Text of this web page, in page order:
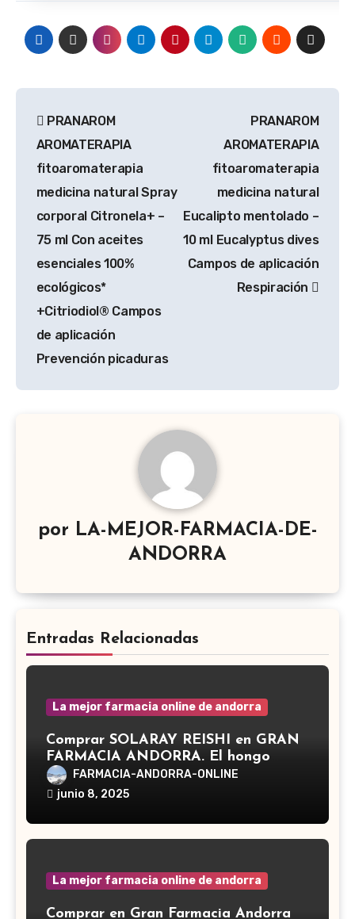
de
entradas
PRANAROM
AROMATERAPIA
fitoaromaterapia
medicina natural Spray
corporal Citronela+ –
75 ml Con aceites
esenciales 100%
ecológicos*
+Citriodiol® Campos
de aplicación ​
Prevención picaduras
PRANAROM
AROMATERAPIA
fitoaromaterapia
medicina natural
Eucalipto mentolado –
10 ml Eucalyptus dives
Campos de aplicación
Respiración
por LA-MEJOR-FARMACIA-DE-
ANDORRA
Entradas Relacionadas
La mejor farmacia online de andorra
Comprar SOLARAY REISHI en GRAN
FARMACIA ANDORRA. El hongo
Reishi, cuyo nombre científico es
Ganoderma lucidum, es un hongo
en la medicina tradicional asiática
FARMACIA-ANDORRA-ONLINE
junio 8, 2025
La mejor farmacia online de andorra
Comprar en Gran Farmacia Andorra